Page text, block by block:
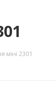
міні 2301